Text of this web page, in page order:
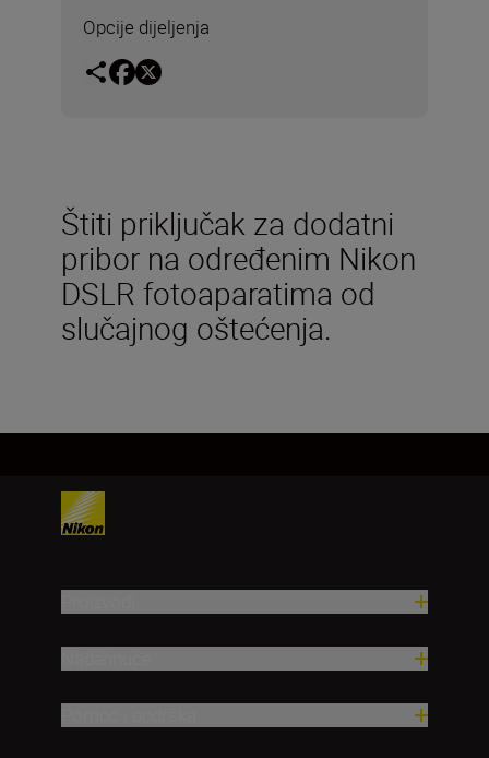
Opcije dijeljenja
Štiti priključak za dodatni
pribor na određenim Nikon
DSLR fotoaparatima od
slučajnog oštećenja.